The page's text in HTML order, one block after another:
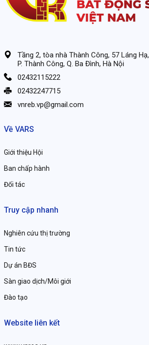
Tầng 2, tòa nhà Thành Công, 57 Láng Hạ,
P. Thành Công, Q. Ba Đình, Hà Nội
02432115222
02432247715
vnreb.vp@gmail.com
Về VARS
Giới thiệu Hội
Ban chấp hành
Đối tác
Truy cập nhanh
Nghiên cứu thị trường
Tin tức
Dự án BĐS
Sàn giao dịch/Môi giới
Đào tạo
Website liên kết